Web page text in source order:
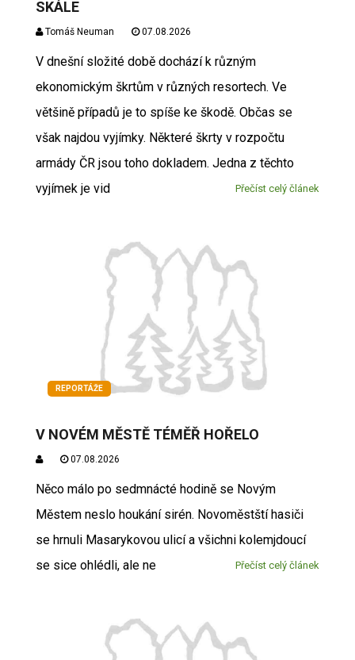
SKÁLE
Tomáš Neuman 07.08.2026
V dnešní složité době dochází k různým
ekonomickým škrtům v různých resortech. Ve
většině případů je to spíše ke škodě. Občas se
však najdou vyjímky. Některé škrty v rozpočtu
armády ČR jsou toho dokladem. Jedna z těchto
vyjímek je vid
Přečíst celý článek
REPORTÁŽE
V NOVÉM MĚSTĚ TÉMĚŘ HOŘELO
07.08.2026
Něco málo po sedmnácté hodině se Novým
Městem neslo houkání sirén. Novoměstští hasiči
se hrnuli Masarykovou ulicí a všichni kolemjdoucí
se sice ohlédli, ale ne
Přečíst celý článek